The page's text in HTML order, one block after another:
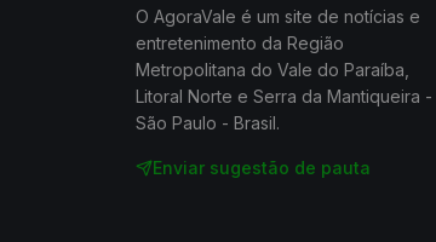
O AgoraVale é um site de notícias e
entretenimento da Região
Metropolitana do Vale do Paraíba,
Litoral Norte e Serra da Mantiqueira -
São Paulo - Brasil.
Enviar sugestão de pauta